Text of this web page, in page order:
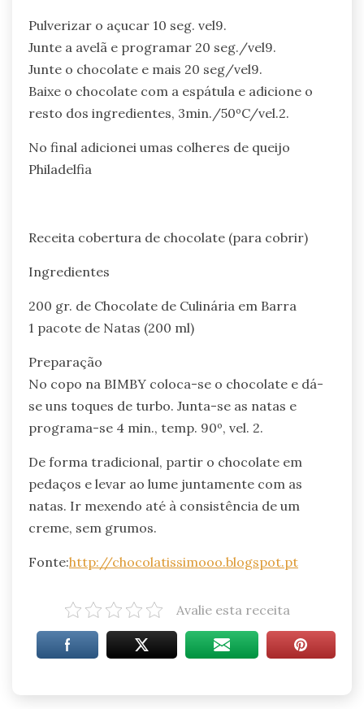
Pulverizar o açucar 10 seg. vel9.
Junte a avelã e programar 20 seg./vel9.
Junte o chocolate e mais 20 seg/vel9.
Baixe o chocolate com a espátula e adicione o
resto dos ingredientes, 3min./50ºC/vel.2.
No final adicionei umas colheres de queijo
Philadelfia
Receita cobertura de chocolate (para cobrir)
Ingredientes
200 gr. de Chocolate de Culinária em Barra
1 pacote de Natas (200 ml)
Preparação
No copo na BIMBY coloca-se o chocolate e dá-
se uns toques de turbo. Junta-se as natas e
programa-se 4 min., temp. 90º, vel. 2.
De forma tradicional, partir o chocolate em
pedaços e levar ao lume juntamente com as
natas. Ir mexendo até à consistência de um
creme, sem grumos.
Fonte:http://chocolatissimooo.blogspot.pt
Avalie esta receita